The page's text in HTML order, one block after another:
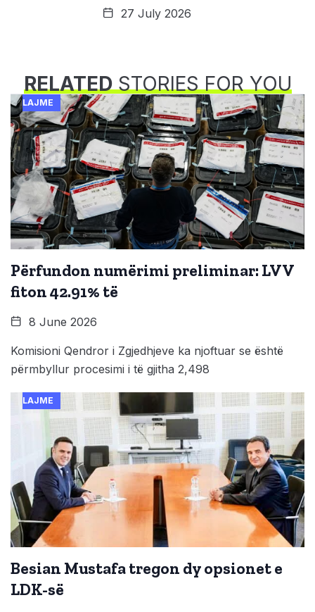
27 July 2026
RELATEDSTORIES FOR YOU
LAJME
Përfundon numërimi preliminar: LVV
fiton 42.91% të
8 June 2026
Komisioni Qendror i Zgjedhjeve ka njoftuar se është
përmbyllur procesimi i të gjitha 2,498
LAJME
Besian Mustafa tregon dy opsionet e
LDK-së